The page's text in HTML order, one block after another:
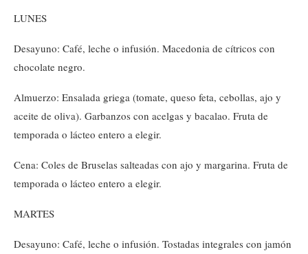
LUNES
Desayuno: Café, leche o infusión. Macedonia de cítricos con
chocolate negro.
Almuerzo: Ensalada griega (tomate, queso feta, cebollas, ajo y
aceite de oliva). Garbanzos con acelgas y bacalao. Fruta de
temporada o lácteo entero a elegir.
Cena: Coles de Bruselas salteadas con ajo y margarina. Fruta de
temporada o lácteo entero a elegir.
MARTES
Desayuno: Café, leche o infusión. Tostadas integrales con jamón